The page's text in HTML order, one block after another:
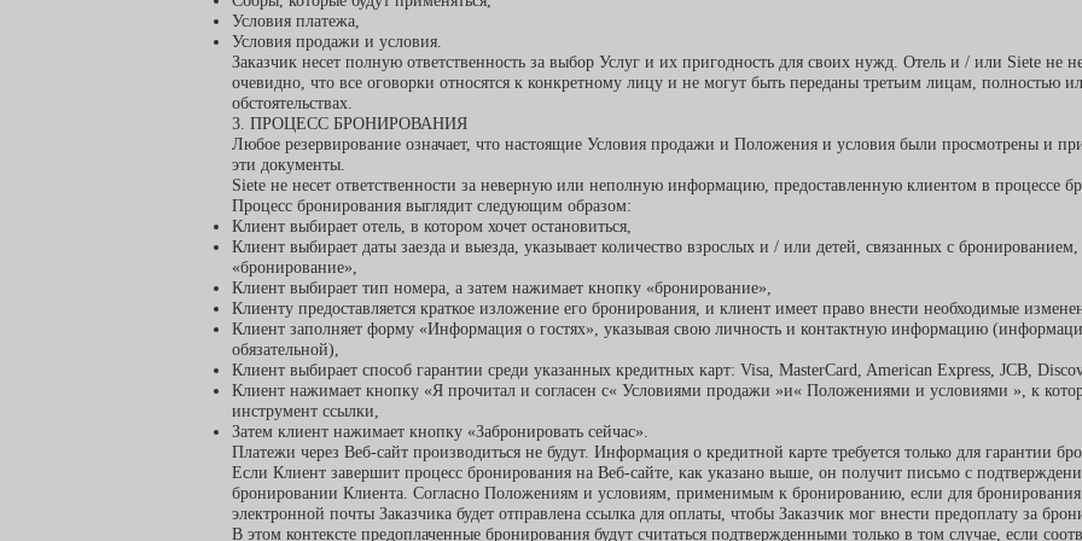
Условия платежа,
Условия продажи и условия.
Заказчик несет полную ответственность за выбор Услуг и их пригодность для своих нужд. Отель и / или Siete не
очевидно, что все оговорки относятся к конкретному лицу и не могут быть переданы третьим лицам, полностью
обстоятельствах.
3. ПРОЦЕСС БРОНИРОВАНИЯ
Любое резервирование означает, что настоящие Условия продажи и Положения и условия были просмотрены и
эти документы.
Siete не несет ответственности за неверную или неполную информацию, предоставленную клиентом в процессе
Процесс бронирования выглядит следующим образом:
Клиент выбирает отель, в котором хочет остановиться,
Клиент выбирает даты заезда и выезда, указывает количество взрослых и / или детей, связанных с
«бронирование»,
Клиент выбирает тип номера, а затем нажимает кнопку «бронирование»,
Клиенту предоставляется краткое изложение его бронирования, и клиент имеет право внести необходимые
Клиент заполняет форму «Информация о гостях», указывая свою личность и контактную информацию
обязательной),
Клиент выбирает способ гарантии среди указанных кредитных карт: Visa, MasterCard, American Express, JCB,
Клиент нажимает кнопку «Я прочитал и согласен с« Условиями продажи »и« Положениями и условиями », к
инструмент ссылки,
Затем клиент нажимает кнопку «Забронировать сейчас».
Платежи через Веб-сайт производиться не будут. Информация о кредитной карте требуется только для гарантии
Если Клиент завершит процесс бронирования на Веб-сайте, как указано выше, он получит письмо с
бронировании Клиента. Согласно Положениям и условиям, применимым к бронированию, если для бронирования
электронной почты Заказчика будет отправлена ссылка для оплаты, чтобы Заказчик мог внести предоплату за
В этом контексте предоплаченные бронирования будут считаться подтвержденными только в том случае, если